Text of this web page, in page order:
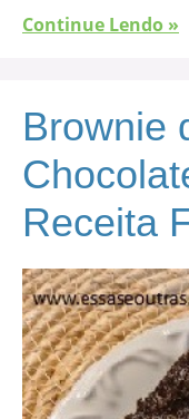
Continue Lendo »
Brownie
Receita